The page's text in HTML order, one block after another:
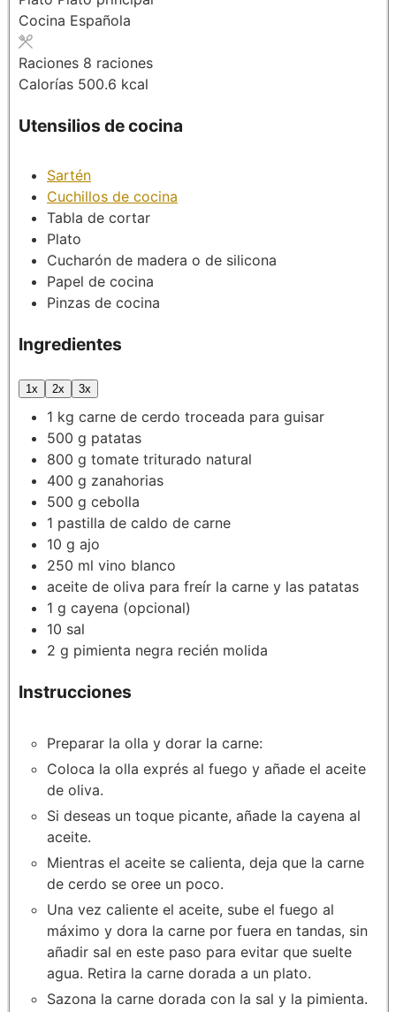
Cocina Española
Raciones 8 raciones
Calorías 500.6 kcal
Utensilios de cocina
Sartén
Cuchillos de cocina
Tabla de cortar
Plato
Cucharón de madera o de silicona
Papel de cocina
Pinzas de cocina
Ingredientes
1x 2x 3x
1 kg carne de cerdo troceada para guisar
500 g patatas
800 g tomate triturado natural
400 g zanahorias
500 g cebolla
1 pastilla de caldo de carne
10 g ajo
250 ml vino blanco
aceite de oliva para freír la carne y las patatas
1 g cayena (opcional)
10 sal
2 g pimienta negra recién molida
Instrucciones
Preparar la olla y dorar la carne:
Coloca la olla exprés al fuego y añade el aceite
de oliva.
Si deseas un toque picante, añade la cayena al
aceite.
Mientras el aceite se calienta, deja que la carne
de cerdo se oree un poco.
Una vez caliente el aceite, sube el fuego al
máximo y dora la carne por fuera en tandas, sin
añadir sal en este paso para evitar que suelte
agua. Retira la carne dorada a un plato.
Sazona la carne dorada con la sal y la pimienta.